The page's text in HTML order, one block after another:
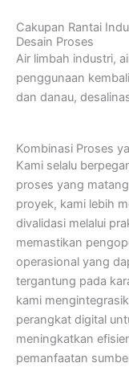
Cakupan Rantai
Desain Proses
Air limbah industri,
penggunaan
dan danau,
Kombinasi Proses
Kami selalu
proses yang
proyek, kami lebih
divalidasi melalui
memastikan
operasional yang
tergantung pada
kami
perangkat digital
meningkatkan
pemanfaatan